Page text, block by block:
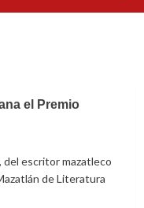
el Premio
del escritor mazatleco
de Literatura